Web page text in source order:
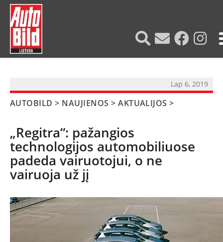
Lap 6, 2019
AUTOBILD > NAUJIENOS >AKTUALIJOS >
„Regitra“: pažangios
technologijos automobiliuose
padeda vairuotojui, o ne
vairuoja už jį